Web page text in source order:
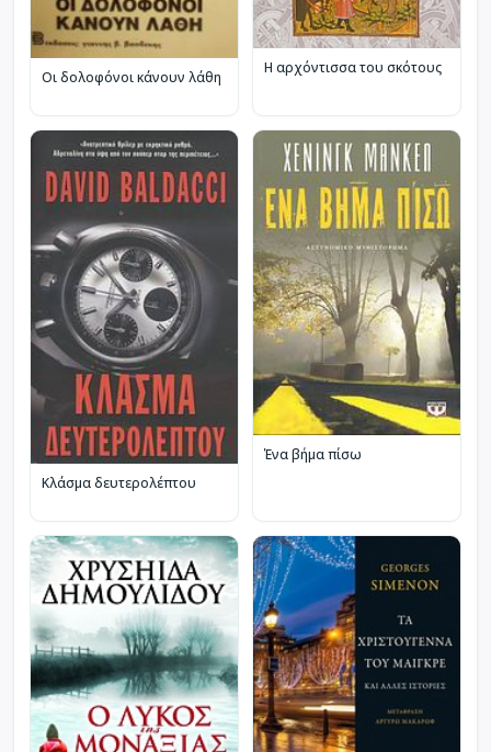
Οι δολοφόνοι κάνουν λάθη
Η αρχόντισσα του σκότους
Κλάσμα δευτερολέπτου
Ένα βήμα πίσω